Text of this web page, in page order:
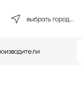
выбрать город...